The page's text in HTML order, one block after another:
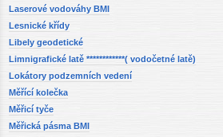
Laserové vodováhy BMI
Lesnické křídy
Libely geodetické
Limnigrafické latě ************( vodočetné latě)
Lokátory podzemních vedení
Měřící kolečka
Měřicí tyče
Měřická pásma BMI